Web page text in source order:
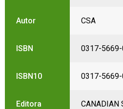
Autor CSA
ISBN 0317-
ISBN10 0317-
Editora CANADIAN